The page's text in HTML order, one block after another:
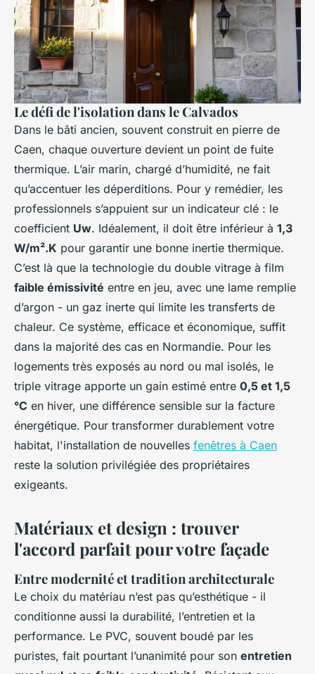
Le défi de l'isolation dans le Calvados
Dans le bâti ancien, souvent construit en pierre de
Caen, chaque ouverture devient un point de fuite
thermique. L’air marin, chargé d’humidité, ne fait
qu’accentuer les déperditions. Pour y remédier, les
professionnels s’appuient sur un indicateur clé : le
coefficient Uw. Idéalement, il doit être inférieur à 1,3
W/m².K pour garantir une bonne inertie thermique.
C’est là que la technologie du double vitrage à film
faible émissivité entre en jeu, avec une lame remplie
d’argon - un gaz inerte qui limite les transferts de
chaleur. Ce système, efficace et économique, suffit
dans la majorité des cas en Normandie. Pour les
logements très exposés au nord ou mal isolés, le
triple vitrage apporte un gain estimé entre 0,5 et 1,5
°C en hiver, une différence sensible sur la facture
énergétique. Pour transformer durablement votre
habitat, l'installation de nouvelles fenêtres à Caen
reste la solution privilégiée des propriétaires
exigeants.
Matériaux et design : trouver
l'accord parfait pour votre façade
Entre modernité et tradition architecturale
Le choix du matériau n’est pas qu’esthétique - il
conditionne aussi la durabilité, l’entretien et la
performance. Le PVC, souvent boudé par les
puristes, fait pourtant l’unanimité pour son entretien